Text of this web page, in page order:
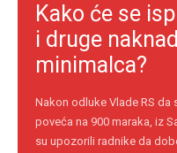
Kako će se
i druge
minimalca?
Nakon odluke Vlade RS da
poveća na 900 maraka, iz
su upozorili radnike da